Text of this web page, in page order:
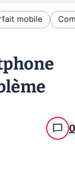
mobile
0